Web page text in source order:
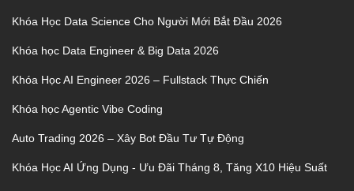
Khóa Học Data Science Cho Người Mới Bắt Đầu 2026
Khóa học Data Engineer & Big Data 2026
Khóa Học AI Engineer 2026 – Fullstack Thực Chiến
Khóa học Agentic Vibe Coding
Auto Trading 2026 – Xây Bot Đầu Tư Tự Động
Khóa Học AI Ứng Dụng - Ưu Đãi Tháng 8, Tăng X10 Hiệu Suất